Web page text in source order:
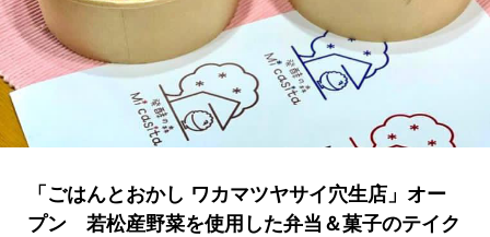
「ごはんとおかし ワカマツヤサイ穴生店」オー
プン 若松産野菜を使用した弁当＆菓子のテイク